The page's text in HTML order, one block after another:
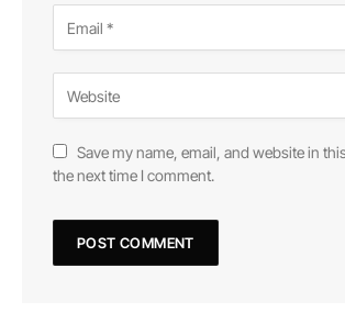
Save my name, email, and website in
the next time I comment.